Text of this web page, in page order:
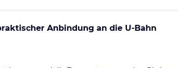
Anbindung an die U-Bahn